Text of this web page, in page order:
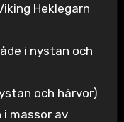
Heklegarn
i nystan och
och härvor)
massor av